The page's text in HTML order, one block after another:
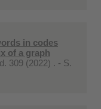
in codes
of a graph
309 (2022) . - S.